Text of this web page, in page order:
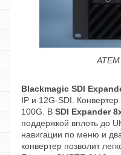
Blackmagic SDI
IP и 12G-SDI.
100G. В SDI Expander
поддержкой вплоть до
навигации по меню и
конвертер позволит